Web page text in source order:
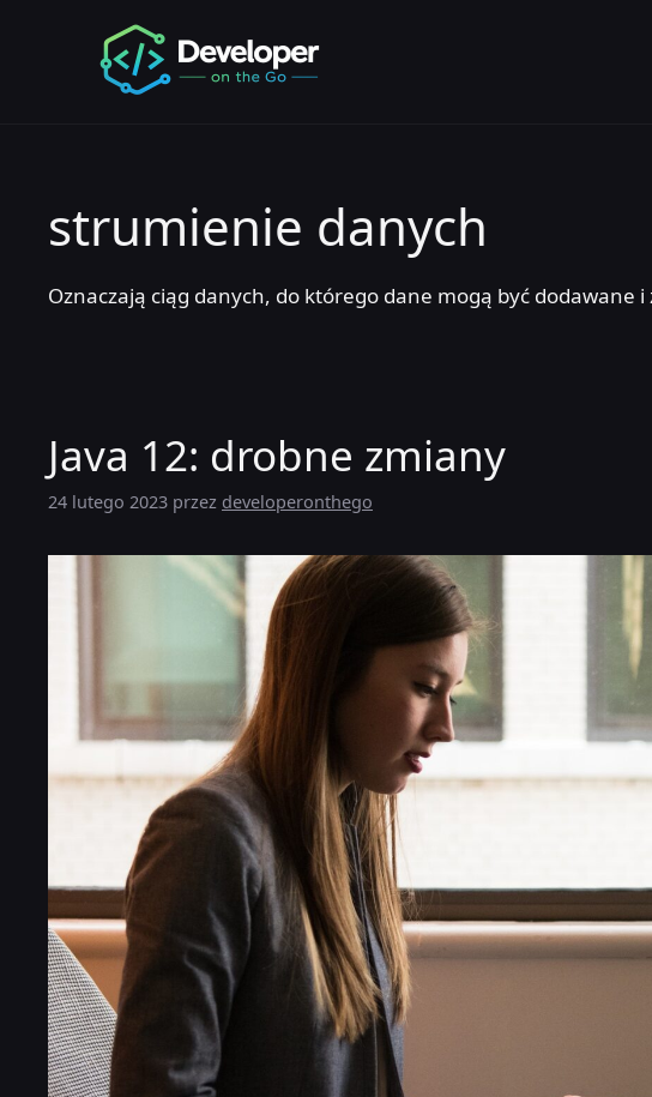
strumienie danych
Oznaczają ciąg danych, do którego dane mogą być dodawane
Java 12: drobne zmiany
24 lutego 2023 przez developeronthego